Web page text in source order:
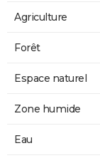
Agriculture
Forêt
Espace naturel
Zone humide
Eau